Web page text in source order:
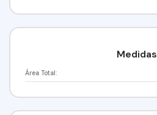
Medidas
Área Total: